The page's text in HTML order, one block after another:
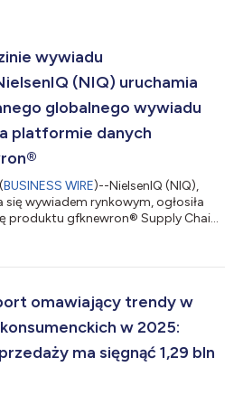
wywiadu
(NIQ) uruchamia
globalnego wywiadu
platformie danych
BUSINESS WIRE)--NielsenIQ (NIQ),
wywiadem rynkowym, ogłosiła
produktu gfknewron® Supply Chain
oferować globalne dane
zarządzaniu dystrybucją i kanałami
omawiający trendy w
w 2025:
ma sięgnąć 1,29 bln